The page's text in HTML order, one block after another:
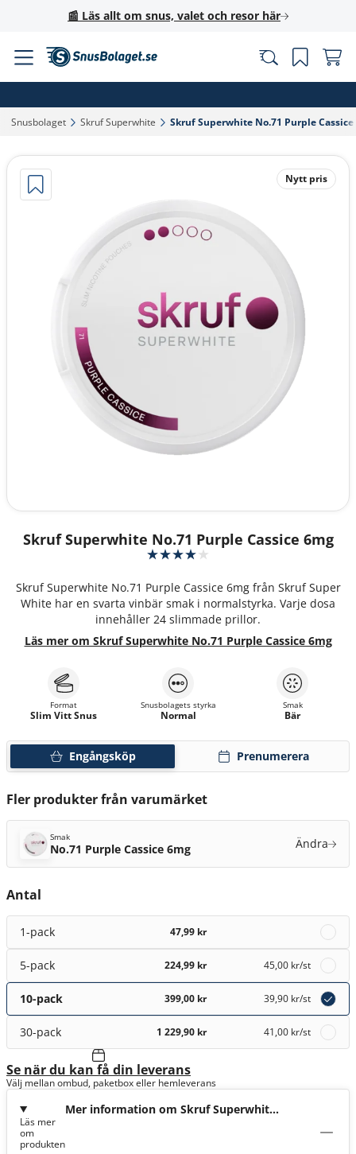
📰 Läs allt om snus, valet och resor här
Snusbolaget‎ Skruf Superwhite‎ Skruf Superwhite No.71 Purple Cassice
Nytt pris
Skruf Superwhite No.71 Purple Cassice 6mg
Skruf Superwhite No.71 Purple Cassice 6mg från Skruf Super
White har en svarta vinbär smak i normalstyrka. Varje dosa
innehåller 24 slimmade prillor.
Läs mer om Skruf Superwhite No.71 Purple Cassice 6mg
Engångsköp Prenumerera
Format
Slim Vitt Snus
Snusbolagets styrka
Normal
Smak
Bär
Fler produkter från varumärket
Smak
No.71 Purple Cassice 6mg Ändra
Antal
1-pack 47,99 kr
5-pack 224,99 kr 45,00 kr/st
10-pack 399,00 kr 39,90 kr/st
30-pack 1 229,90 kr 41,00 kr/st
Se när du kan få din leverans
Välj mellan ombud, paketbox eller hemleverans
Mer information om Skruf Superwhite
Läs mer
om
produkten